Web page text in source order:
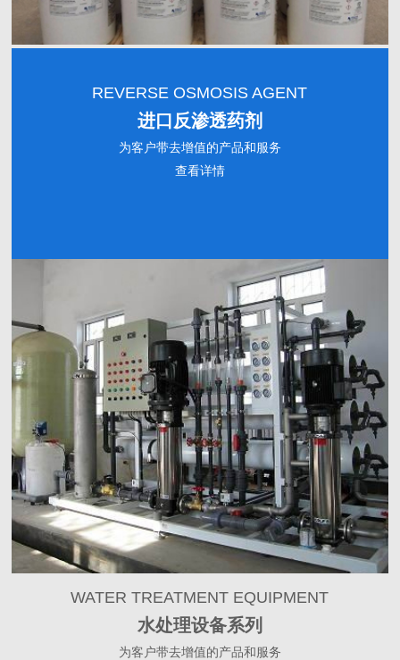
REVERSE OSMOSIS AGENT
进口反渗透药剂
为客户带去增值的产品和服务
查看详情
WATER TREATMENT EQUIPMENT
水处理设备系列
为客户带去增值的产品和服务